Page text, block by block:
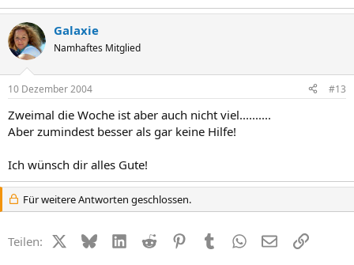
Galaxie
Namhaftes Mitglied
10 Dezember 2004 #13
Zweimal die Woche ist aber auch nicht viel..........
Aber zumindest besser als gar keine Hilfe!
Ich wünsch dir alles Gute!
Für weitere Antworten geschlossen.
Teilen: X (Twitter)
BlueskyLinkedIn
Reddit PinterestTumblr WhatsApp
E-MailLink